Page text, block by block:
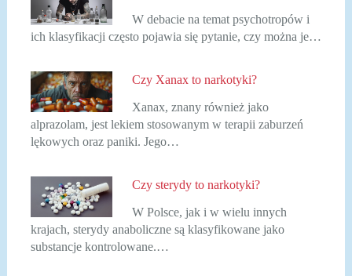
W debacie na temat psychotropów i
ich klasyfikacji często pojawia się pytanie, czy można je…
Czy Xanax to narkotyki?
Xanax, znany również jako
alprazolam, jest lekiem stosowanym w terapii zaburzeń
lękowych oraz paniki. Jego…
Czy sterydy to narkotyki?
W Polsce, jak i w wielu innych
krajach, sterydy anaboliczne są klasyfikowane jako
substancje kontrolowane.…